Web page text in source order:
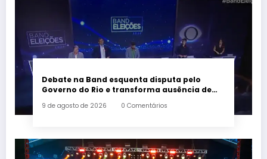
Debate na Band esquenta disputa pelo
Governo do Rio e transforma ausência de
9 de agosto de 2026 0 Comentários